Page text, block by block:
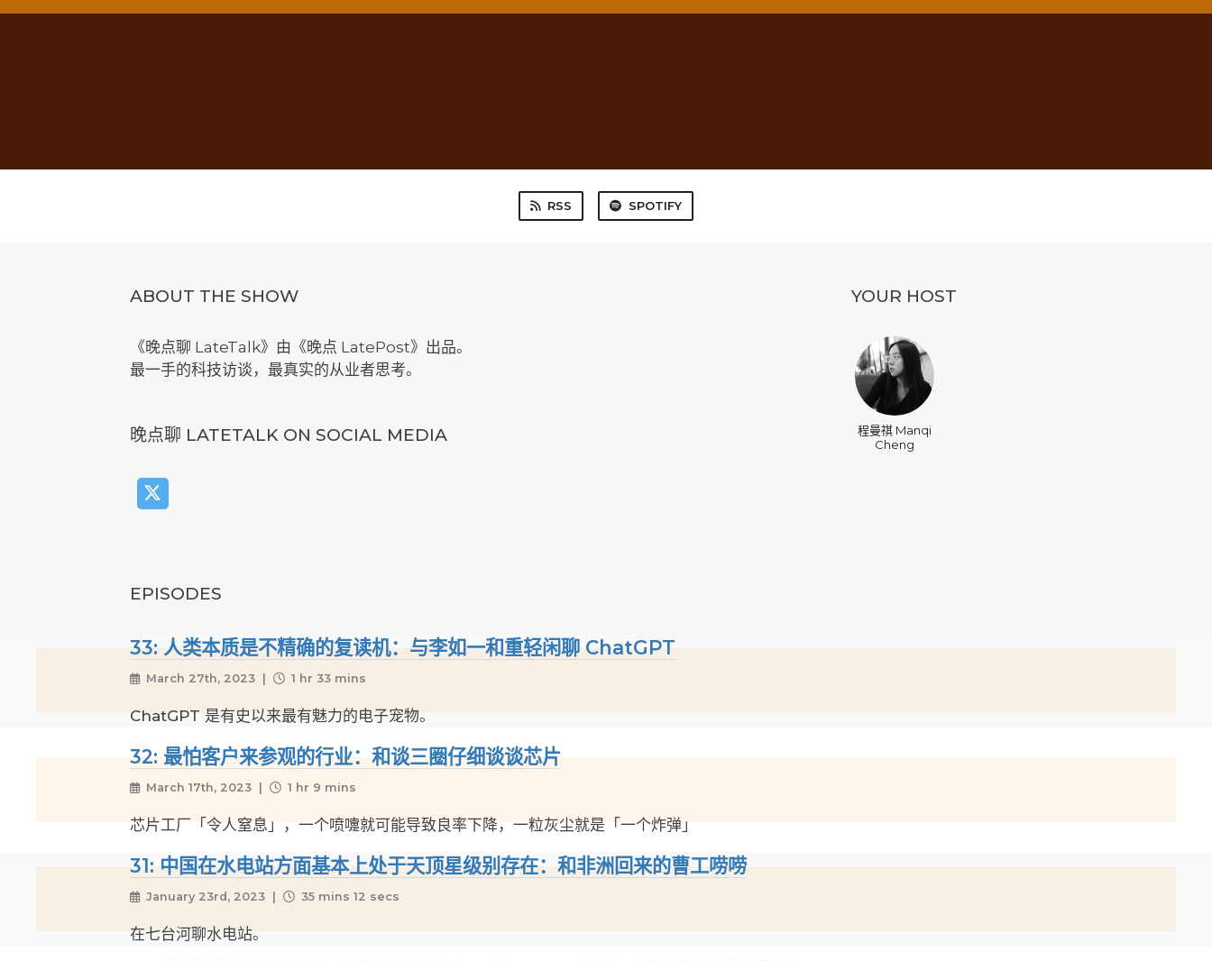
RSS SPOTIFY
ABOUT THE SHOW
《晚点聊 LateTalk》由《晚点 LatePost》出品。
最一手的科技访谈，最真实的从业者思考。
晚点聊 LATETALK ON SOCIAL MEDIA
YOUR HOST
程曼祺 Manqi
Cheng
EPISODES
33: 人类本质是不精确的复读机：与李如一和重轻闲聊 ChatGPT
March 27th, 2023 | 1 hr 33 mins
ChatGPT 是有史以来最有魅力的电子宠物。
32: 最怕客户来参观的行业：和谈三圈仔细谈谈芯片
March 17th, 2023 | 1 hr 9 mins
芯片工厂「令人窒息」，一个喷嚏就可能导致良率下降，一粒灰尘就是「一个炸弹」
31: 中国在水电站方面基本上处于天顶星级别存在：和非洲回来的曹工唠唠
January 23rd, 2023 | 35 mins 12 secs
在七台河聊水电站。